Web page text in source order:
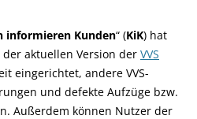
informieren Kunden“ (KiK) hat
aktuellen Version der VVS
eingerichtet, andere VVS-
und defekte Aufzüge bzw.
Außerdem können Nutzer der